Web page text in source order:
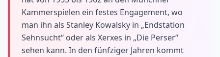
Kammerspielen ein festes Engagement, wo
man ihn als Stanley Kowalsky in „Endstation
Sehnsucht“ oder als Xerxes in „Die Perser“
sehen kann. In den fünfziger Jahren kommt